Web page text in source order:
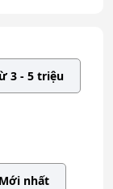
3 - 5 triệu
Mới nhất